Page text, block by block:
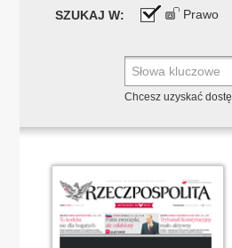
SZUKAJ W: Prawo
Chcesz uzyskać